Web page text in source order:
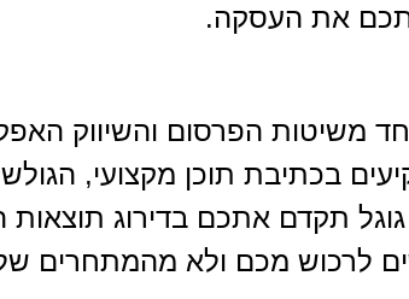
את העסקה.
משיטות הפרסום והשיווק
בכתיבת תוכן מקצועי,
תקדם אתכם בדירוג
לרכוש מכם ולא מהמתחרים